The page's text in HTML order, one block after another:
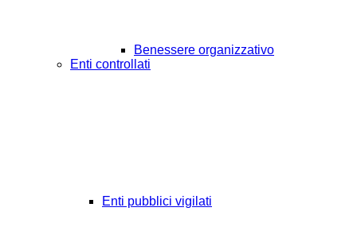
Benessere organizzativo
Enti controllati
Enti pubblici vigilati